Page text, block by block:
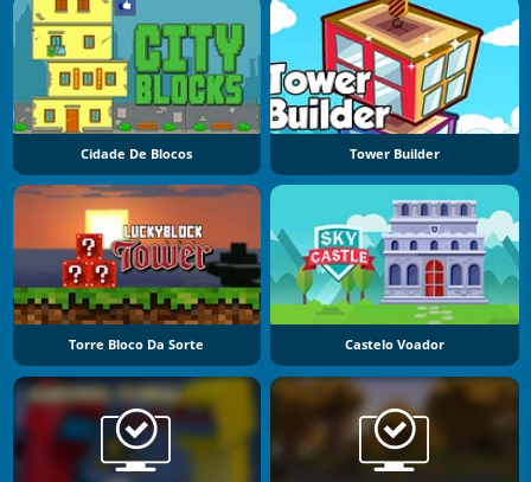
Cidade De Blocos Tower Builder
Torre Bloco Da Sorte Castelo Voador